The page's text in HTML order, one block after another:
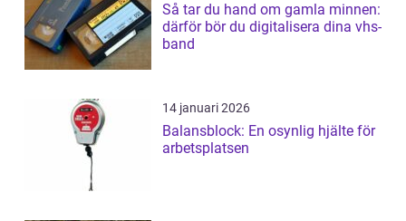
Så tar du hand om gamla minnen:
därför bör du digitalisera dina vhs-
band
14 januari 2026
Balansblock: En osynlig hjälte för
arbetsplatsen